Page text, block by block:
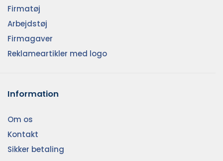
Firmatøj
Arbejdstøj
Firmagaver
Reklameartikler med logo
Information
Om os
Kontakt
Sikker betaling